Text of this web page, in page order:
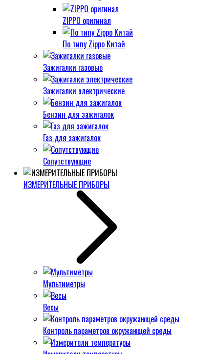
ZIPPO оригинал
По типу Zippo Китай
Зажигалки газовые
Зажигалки электрические
Бензин для зажигалок
Газ для зажигалок
Сопутствующие
ИЗМЕРИТЕЛЬНЫЕ ПРИБОРЫ
Мультиметры
Весы
Контроль параметров окружающей среды